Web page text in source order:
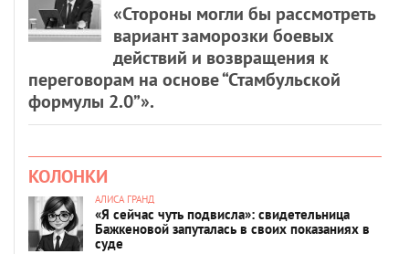
«Стороны могли бы рассмотреть
вариант заморозки боевых
действий и возвращения к
переговорам на основе “Стамбульской
формулы 2.0”».
КОЛОНКИ
АЛИСА ГРАНД
«Я сейчас чуть подвисла»: свидетельница
Бажкеновой запуталась в своих показаниях в
суде